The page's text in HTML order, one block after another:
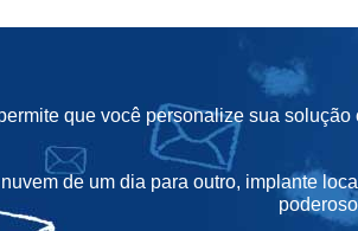
que você personalize sua
de um dia para outro, implante